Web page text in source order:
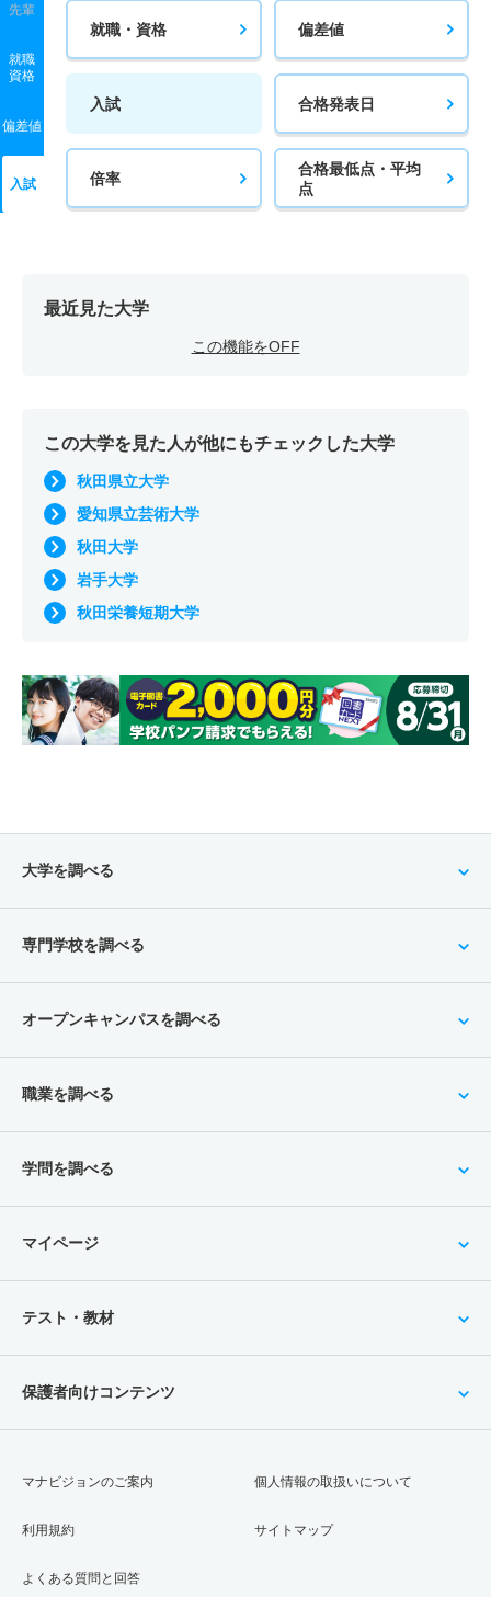
先輩
就職
資格
偏差値
入試
就職・資格 偏差値
入試 合格発表日
倍率
合格最低点・平均
点
最近見た大学
この機能をOFF
この大学を見た人が他にもチェックした大学
秋田県立大学
愛知県立芸術大学
秋田大学
岩手大学
秋田栄養短期大学
大学を調べる
専門学校を調べる
オープンキャンパスを調べる
職業を調べる
学問を調べる
マイページ
テスト・教材
保護者向けコンテンツ
マナビジョンのご案内
利用規約
よくある質問と回答
個人情報の取扱いについて
サイトマップ